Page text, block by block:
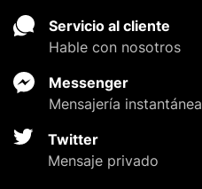
Servicio al cliente
Hable con nosotros
Messenger
Mensajería instantánea
Twitter
Mensaje privado